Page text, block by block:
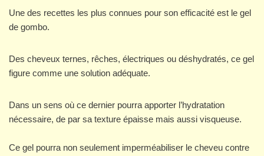
Une des recettes les plus connues pour son efficacité est le gel
de gombo.
Des cheveux ternes, rêches, électriques ou déshydratés, ce gel
figure comme une solution adéquate.
Dans un sens où ce dernier pourra apporter l’hydratation
nécessaire, de par sa texture épaisse mais aussi visqueuse.
Ce gel pourra non seulement imperméabiliser le cheveu contre